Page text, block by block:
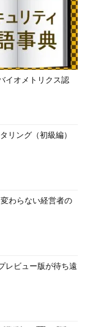
イオメトリクス認
リング（初級編）
わらない経営者の
レビュー版が待ち遠